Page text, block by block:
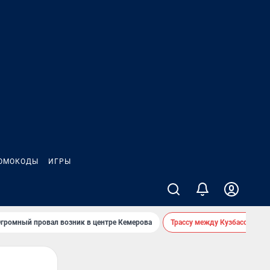
ИГРЫ
провал возник в центре Кемерова Трассу между Кузбассом и